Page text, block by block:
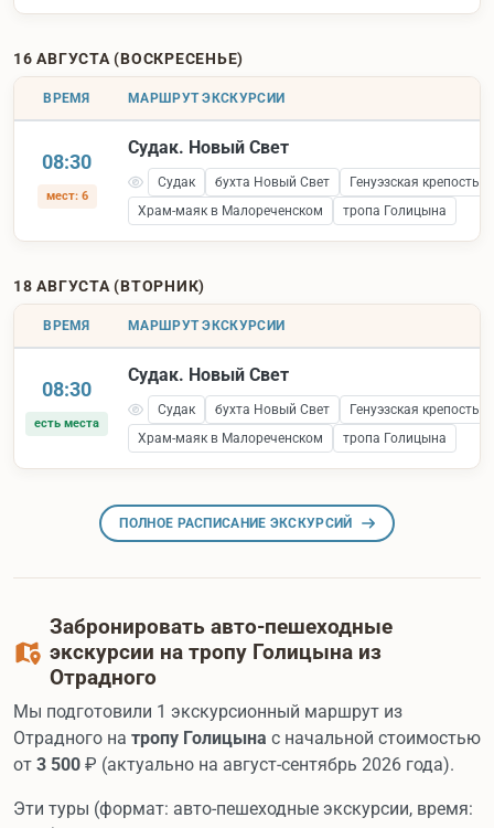
16 АВГУСТА (ВОСКРЕСЕНЬЕ)
ВРЕМЯ МАРШРУТ ЭКСКУРСИИ
08:30
мест: 6
Судак. Новый Свет
Судак бухта Новый Свет
Генуэзская крепость
Храм-маяк в Малореченском
тропа Голицына
18 АВГУСТА (ВТОРНИК)
ВРЕМЯ МАРШРУТ ЭКСКУРСИИ
08:30
есть места
Судак. Новый Свет
Судак бухта Новый Свет
Генуэзская крепость
Храм-маяк в Малореченском
тропа Голицына
ПОЛНОЕ РАСПИСАНИЕ ЭКСКУРСИЙ
Забронировать авто-пешеходные
экскурсии на тропу Голицына из
Отрадного
Мы подготовили 1 экскурсионный маршрут из
Отрадного на тропу Голицына с начальной стоимостью
от 3 500 ₽ (актуально на август-сентябрь 2026 года).
Эти туры (формат: авто-пешеходные экскурсии, время: